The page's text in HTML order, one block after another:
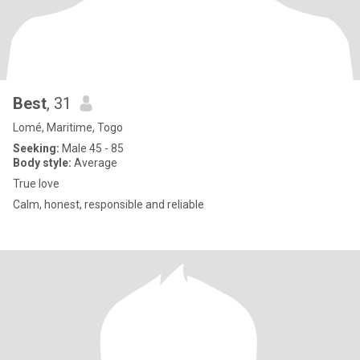
Best, 31
Lomé, Maritime, Togo
Seeking: Male 45 - 85
Body style: Average
True love
Calm, honest, responsible and reliable